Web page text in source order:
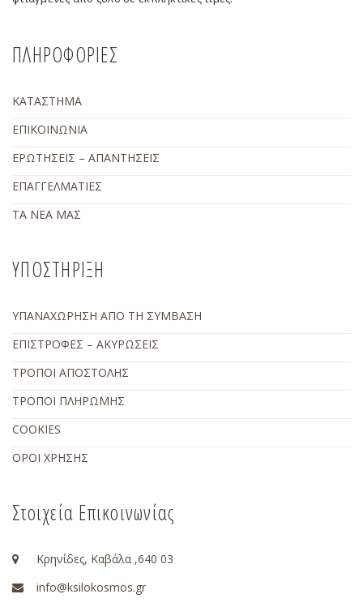
ΠΛΗΡΟΦΟΡΙΕΣ
ΚΑΤΑΣΤΗΜΑ
ΕΠΙΚΟΙΝΩΝΙΑ
ΕΡΩΤΗΣΕΙΣ – ΑΠΑΝΤΗΣΕΙΣ
ΕΠΑΓΓΕΛΜΑΤΙΕΣ
ΤΑ ΝΕΑ ΜΑΣ
ΥΠΟΣΤΗΡΙΞΗ
ΥΠΑΝΑΧΩΡΗΣΗ ΑΠΟ ΤΗ ΣΥΜΒΑΣΗ
ΕΠΙΣΤΡΟΦΕΣ – ΑΚΥΡΩΣΕΙΣ
ΤΡΟΠΟΙ ΑΠΟΣΤΟΛΗΣ
ΤΡΟΠΟΙ ΠΛΗΡΩΜΗΣ
COOKIES
ΟΡΟΙ ΧΡΗΣΗΣ
Στοιχεία Επικοινωνίας
Κρηνίδες, Καβάλα ,640 03
info@ksilokosmos.gr